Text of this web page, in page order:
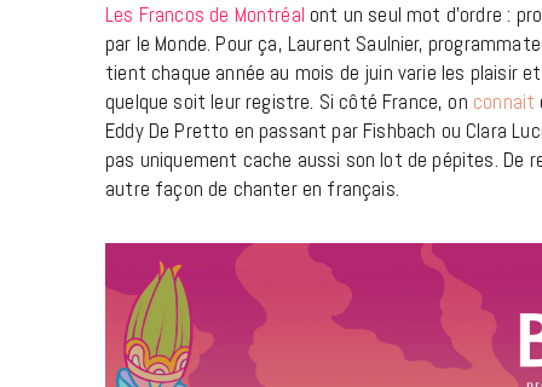
Les Francos de Montréal ont un seul mot d’ordre :
par le Monde. Pour ça, Laurent Saulnier,
tient chaque année au mois de juin varie les plaisir
quelque soit leur registre. Si côté France, on connait
Eddy De Pretto en passant par Fishbach ou Clara
pas uniquement cache aussi son lot de pépites.
autre façon de chanter en français.